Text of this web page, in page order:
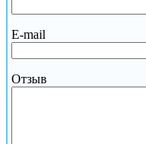
E-mail
Отзыв